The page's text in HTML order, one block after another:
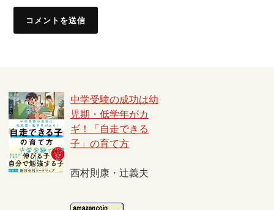
中学受験の成功は幼
児期・低学年がカ
ギ！「自走できる
子」の育て方
西村則康・辻義夫